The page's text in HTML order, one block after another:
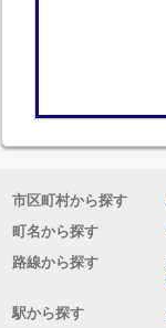
市区町村から探す
町名から探す
路線から探す
駅から探す